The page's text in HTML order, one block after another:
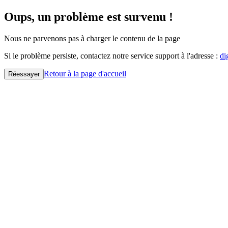
Oups, un problème est survenu !
Nous ne parvenons pas à charger le contenu de la page
Si le problème persiste, contactez notre service support à l'adresse :
Réessayer Retour à la page d'accueil